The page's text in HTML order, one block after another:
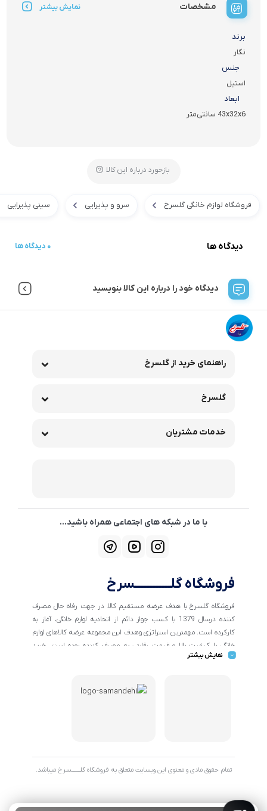
مشخصات نمایش بیشتر
برند
نگار
جنس
استیل
ابعاد
43x32x6 سانتی‌متر
بازخورد درباره این کالا
فروشگاه لوازم خانگی گلسرخ سرو و پذیرایی سینی پذیرایی
دیدگاه ها 0 دیدگاه ها
دیدگاه خود را درباره این کالا بنویسید
راهنمای خرید از گلسرخ
گلسرخ
خدمات مشتریان
با ما در شبکه های اجتماعی همراه باشید...
فروشگاه گلــــــــــــسرخ
فروشگاه گلسرخ با هدف عرضه مستقیم کالا در جهت رفاه حال مصرف
کننده درسال 1379 با کسب جواز دائم از اتحادیه لوازم خانگی، آغاز به
کارکرده است. مهمترین استراتژی وهدف این مجموعه عرضه کالاهای لوازم
خانگی با کیفیت بالا و قیمت رقابتی به مصرف کننده بوده است. خرید
کالاهای خانگی و تهیه جهیزیه دراین فروشگاه آسان ومطمئن صورت می
فروشگاه اینترنتی گلسرخ به خدمت رسانی گسترده تر و با شرایط بهتر
نمایش بیشتر
تمام حقوق مادی و معنوی این وبسایت متعلق به فروشگاه گلـــــــسرخ میباشد.